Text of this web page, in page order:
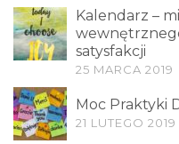
Kalendarz –
satysfakcji
25 MARCA 2019
Moc Praktyki
21 LUTEGO 2019